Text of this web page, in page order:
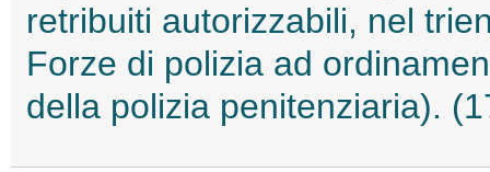
retribuiti autorizzabili, nel
Forze di polizia ad
della polizia penitenziaria).